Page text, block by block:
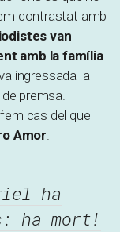
contrastat amb
van
amb la família
ingressada a
de premsa.
cas del que
Amor.
ha
ha mort!